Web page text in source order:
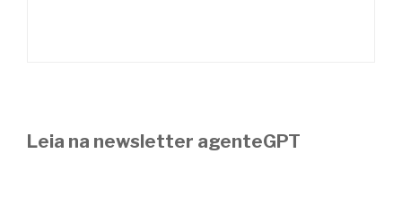
Leia na newsletter agenteGPT